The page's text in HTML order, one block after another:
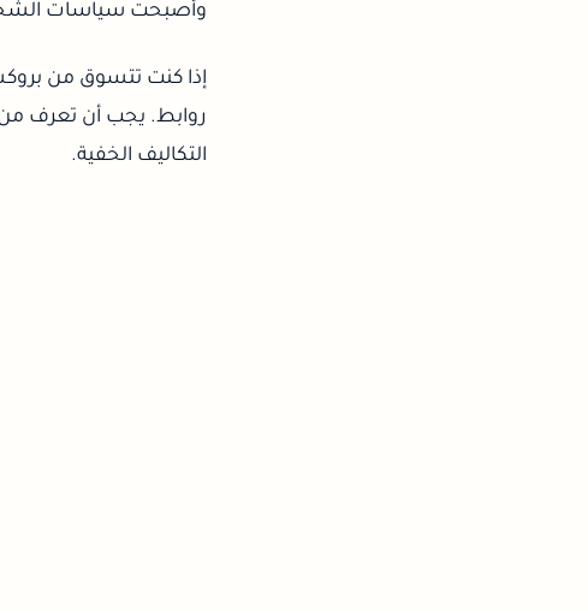
وأصبحت سياسات
إذا كنت تتسوق من
روابط. يجب أن تعرف
التكاليف الخفية.